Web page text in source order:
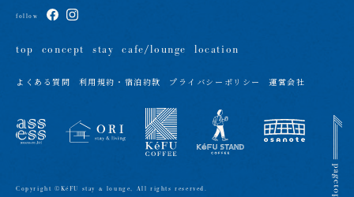
follow
top concept stay cafe/lounge location
よくある質問 利用規約・宿泊約款 プライバシーポリシー 運営会社
Copyright ©️KéFU stay & lounge, All rights reserved.